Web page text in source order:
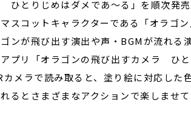
とりじめはダメであ〜る」を順次発売
スコットキャラクターである「オラゴ
ンが飛び出す演出や声・BGMが流れる
プリ「オラゴンの飛び出すカメラ ひ
メラで読み取ると、塗り絵に対応した
るとさまざまなアクションで楽しませて